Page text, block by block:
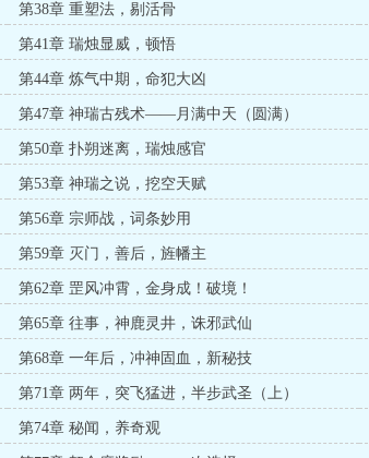
第38章 重塑法，剔活骨
第41章 瑞烛显威，顿悟
第44章 炼气中期，命犯大凶
第47章 神瑞古残术——月满中天（圆满）
第50章 扑朔迷离，瑞烛感官
第53章 神瑞之说，挖空天赋
第56章 宗师战，词条妙用
第59章 灭门，善后，旌幡主
第62章 罡风冲霄，金身成！破境！
第65章 往事，神鹿灵井，诛邪武仙
第68章 一年后，冲神固血，新秘技
第71章 两年，突飞猛进，半步武圣（上）
第74章 秘闻，养奇观